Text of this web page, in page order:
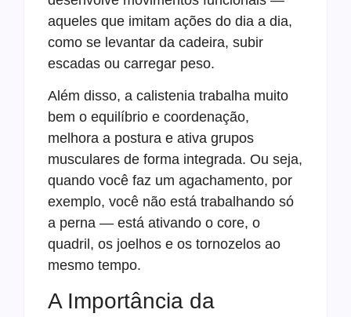
aqueles que imitam ações do dia a dia,
como se levantar da cadeira, subir
escadas ou carregar peso.
Além disso, a calistenia trabalha muito
bem o equilíbrio e coordenação,
melhora a postura e ativa grupos
musculares de forma integrada. Ou seja,
quando você faz um agachamento, por
exemplo, você não está trabalhando só
a perna — está ativando o core, o
quadril, os joelhos e os tornozelos ao
mesmo tempo.
A Importância da